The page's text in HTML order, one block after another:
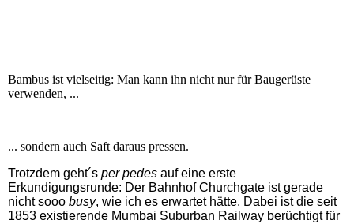
Bambus ist vielseitig: Man kann ihn nicht nur für Baugerüste
verwenden, ...
... sondern auch Saft daraus pressen.
Trotzdem geht´s per pedes auf eine erste
Erkundigungsrunde: Der Bahnhof Churchgate ist gerade
nicht sooo busy, wie ich es erwartet hätte. Dabei ist die seit
1853 existierende Mumbai Suburban Railway berüchtigt für